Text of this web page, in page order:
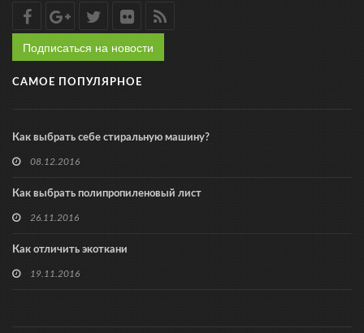
Подписаться на новости
САМОЕ ПОПУЛЯРНОЕ
Как выбрать себе стиральную машину?
08.12.2016
Как выбрать полипропиленовый лист
26.11.2016
Как отличить экоткани
19.11.2016